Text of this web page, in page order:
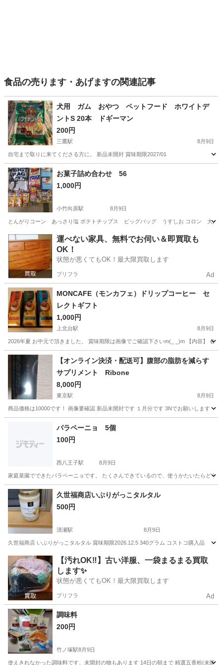
食品の売ります・あげますの関連記事
犬用 ガム おやつ ペットフード ホワイトデ
ントS 20本 ドギーマン
200円
三鷹駅 8月9日
自宅まで取りに来てくださる方に。 新品未開封 賞味期限2027/01
東京 三鷹市 三鷹駅 食品
お菓子詰め合わせ 56
1,000円
小竹向原駅 8月9日
とんがりコーン あっさり塩 ポテトチップス ビッグバッグ うすしお コロン 大人の
東京 練馬区 小竹向原駅 食品 詰め合わせ
運べない家具、無料でお伺い＆即買取も
OK！
状態が悪くてもOK！最大限買取します
プリフラ Ad
MONCAFE（モンカフェ）ドリップコーヒー セ
レクトギフト
1,000円
上北台駅 8月9日
2026年夏 お中元で頂きました。 賞味期限は画像でご確認下さいm(_ _)m 【内容】 各
東京 東大和市 上北台駅 食品 ドリップコーヒー
【オンライン決済・配送可】腹部の脂肪を減らす
サプリメント Ribone
8,000円
東京駅 8月9日
商品価格は10000です！ 画像要確認 新品未開封です １月分です 3Nでお願いします
東京駅 サプリメント
パラペーニョ 5個
100円
西八王子駅 8月9日
家庭菜園でできたパラペーニョです。 たくさんできているので、使うかたいたらど
東京 八王子市 西八王子駅 食品 ピクルス
久世福商店いぶりがっこタルタル
500円
清瀬駅 8月9日
久世福商店 いぶりがっこタルタル 賞味期限2026.12.5 340グラム コストコ購入品
東京 清瀬市 清瀬駅 食品
【汚れOK‼️】古い洋服、一袋まるまる買取
します✨
状態が悪くてもOK！最大限買取します
プリフラ Ad
調味料
200円
竹ノ塚駅8月9日
使えきれなかった調味料です、未開封の物もあります 14日の朝まで 精選五香粉(未開